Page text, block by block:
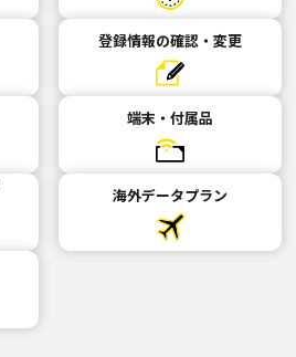
登録情報の確認・変更
端末・付属品
海外データプラン